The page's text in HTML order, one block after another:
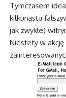
Tymczasem
kilkunastu
jak zwykłe)
Niestety w akcję